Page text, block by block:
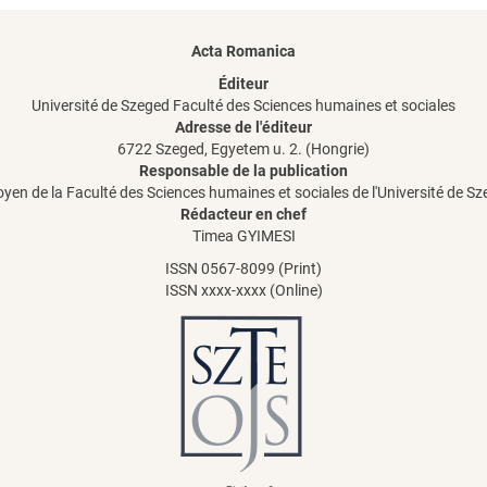
Acta Romanica
Éditeur
Université de Szeged Faculté des Sciences humaines et sociales
Adresse de l'éditeur
6722 Szeged, Egyetem u. 2. (Hongrie)
Responsable de la publication
de la Faculté des Sciences humaines et sociales de l'Université de
Rédacteur en chef
Timea GYIMESI
ISSN 0567-8099 (Print)
ISSN xxxx-xxxx (Online)